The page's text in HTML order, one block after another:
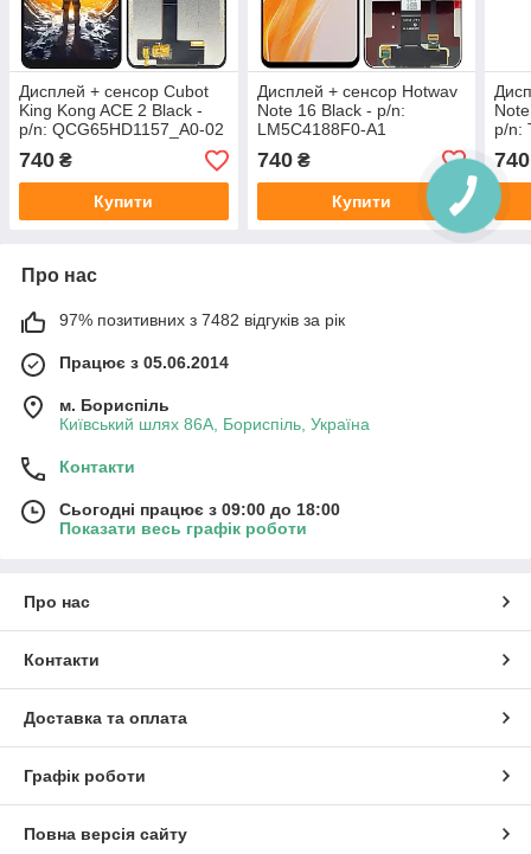
Дисплей + сенсор Cubot
King Kong ACE 2 Black -
p/n: QCG65HD1157_A0-02
740 ₴
Купити
Дисплей + сенсор Hotwav
Note 16 Black - p/n:
LM5C4188F0-A1
740₴
Купити
p/n:
740
Про нас
97% позитивних з 7482 відгуків за рік
Працює з 05.06.2014
м. Бориспіль
Київський шлях 86А, Бориспіль, Україна
Контакти
Сьогодні працює з 09:00 до 18:00
Показати весь графік роботи
Про нас
Контакти
Доставка та оплата
Графік роботи
Повна версія сайту